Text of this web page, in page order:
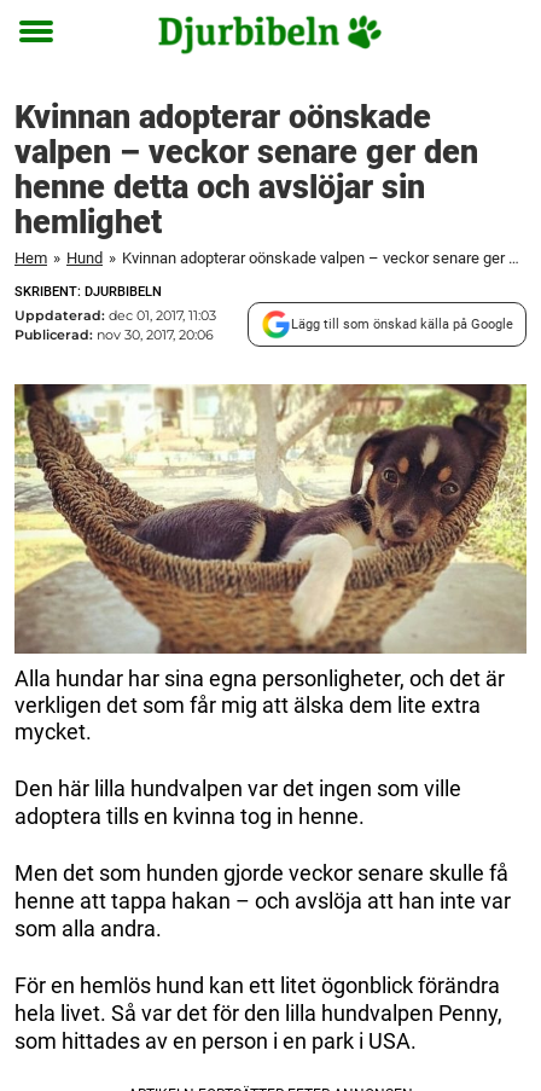
Toggle
Kvinnan adopterar oönskade
valpen – veckor senare ger den
henne detta och avslöjar sin
hemlighet
Hem » Hund » Kvinnan adopterar oönskade valpen – veckor senare ger den henne detta och avslöjar sin hemlighet
SKRIBENT: DJURBIBELN
Uppdaterad: dec 01, 2017, 11:03
Publicerad: nov 30, 2017, 20:06
Lägg till som önskad källa på Google
Alla hundar har sina egna personligheter, och det är
verkligen det som får mig att älska dem lite extra
mycket.
Den här lilla hundvalpen var det ingen som ville
adoptera tills en kvinna tog in henne.
Men det som hunden gjorde veckor senare skulle få
henne att tappa hakan – och avslöja att han inte var
som alla andra.
För en hemlös hund kan ett litet ögonblick förändra
hela livet. Så var det för den lilla hundvalpen Penny,
som hittades av en person i en park i USA.